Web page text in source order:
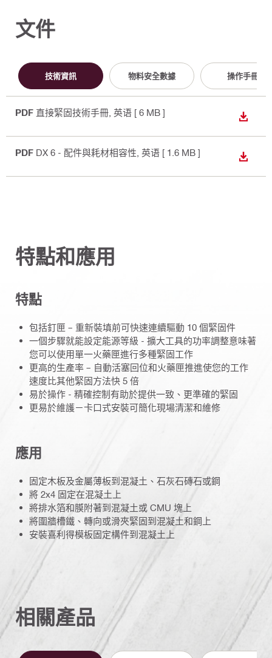
文件
技術資訊 物料安全數據 操作手冊
PDF 直接緊固技術手冊 , 英语 [ 6 MB ]
下載
PDF DX 6 - 配件與耗材相容性 , 英语 [ 1.6 MB ]
下載
特點和應用
特點
包括釘匣 – 重新裝填前可快速連續驅動 10 個緊固件
一個步驟就能設定能源等級 - 擴大工具的功率調整意味著
您可以使用單一火藥匣進行多種緊固工作
更高的生產率 – 自動活塞回位和火藥匣推進使您的工作
速度比其他緊固方法快 5 倍
易於操作 - 精確控制有助於提供一致、更準確的緊固
更易於維護－卡口式安裝可簡化現場清潔和維修
應用
固定木板及金屬薄板到混凝土、石灰石磚石或鋼
將 2x4 固定在混凝土上
將排水箔和膜附著到混凝土或 CMU 塊上
將圍牆槽鐵、轉向或滑夾緊固到混凝土和鋼上
安裝喜利得模板固定構件到混凝土上
相關產品